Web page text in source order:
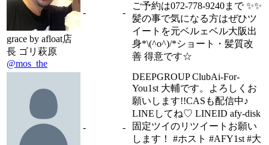
grace by afloat店
長 ゴリ萩原
@mos_the
- -
ご予約は072-778-9240まで ✨✨
髪の事で気になる方はぜひツ
イートを元ベルェベル大阪出
身*\(^o^)/*ショート・髪質改
善 得意です☆
- -
DEEPGROUP ClubAi-For-
You1st 大輔です。よろしくお
願いします!!CASも配信中♪
LINEしてね♡ LINEID afy-disk
固定ツイのリツイートお願い
します！ #ホスト #AFY1st #大